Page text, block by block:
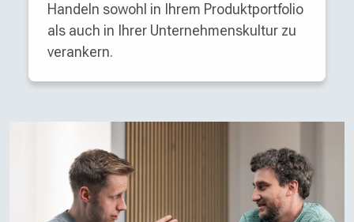
Handeln sowohl in Ihrem Produkt­portfolio
als auch in Ihrer Unternehmens­kultur zu
verankern.